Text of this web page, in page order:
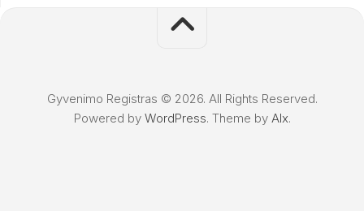
Gyvenimo Registras © 2026. All Rights Reserved.
Powered by WordPress. Theme by Alx.